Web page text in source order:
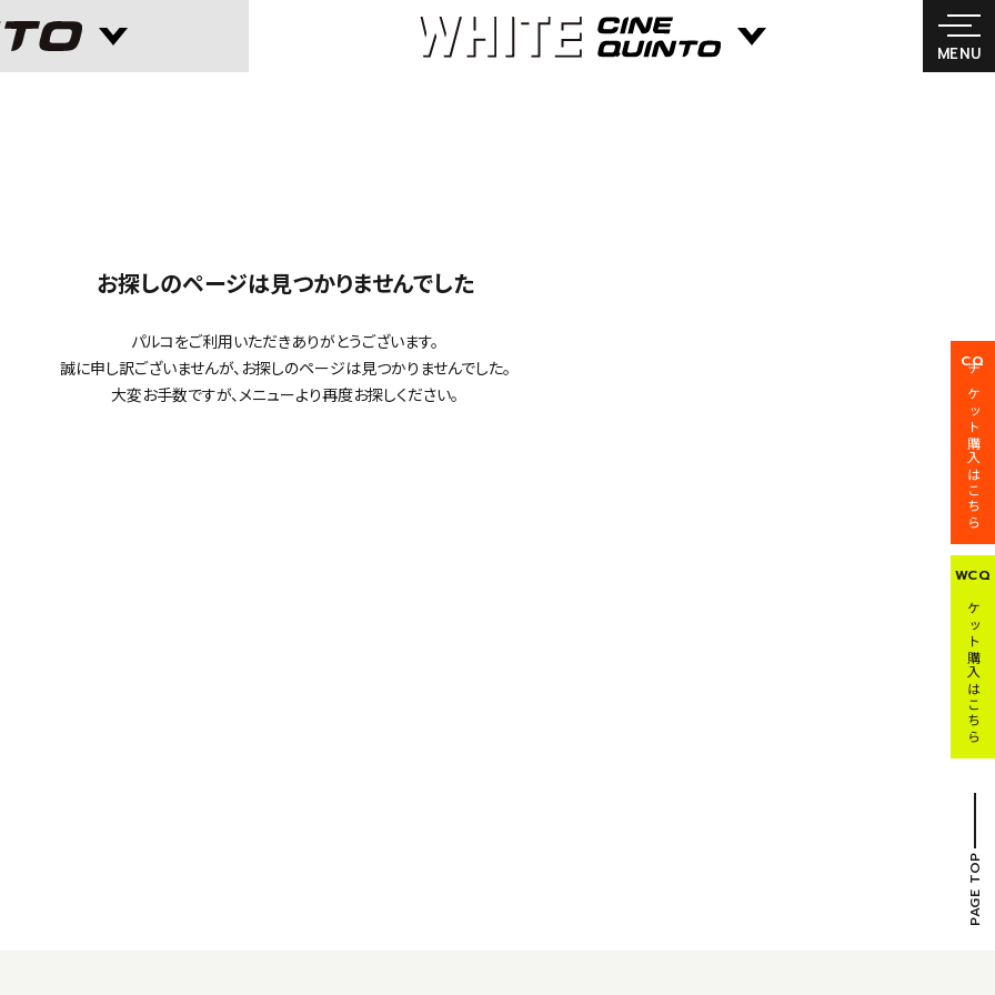
MENU
CQ
チケット購入はこちら
WCQ
チケット購入はこちら
お探しのページは見つかりませんでした
パルコをご利用いただきありがとうございます。
誠に申し訳ございませんが、 お探しのページは見つかりませんでした。
大変お手数ですが、メニューより再度お探しください。
PAGE TOP